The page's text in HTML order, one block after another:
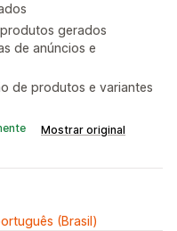
gerados
de anúncios e
de produtos e variantes
Mostrar original
(Brasil)